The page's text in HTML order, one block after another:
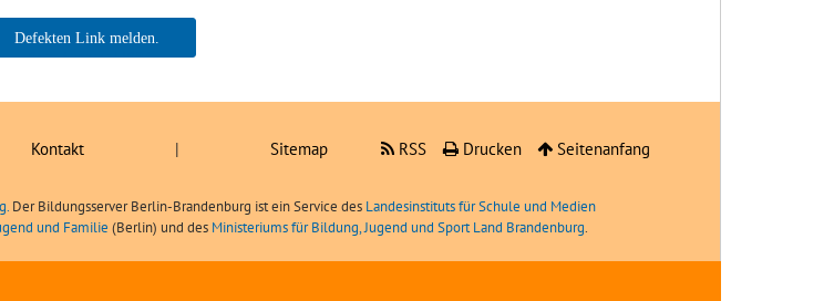
Boris Angerer, LIBRA
Kontakt | Sitemap RSS Drucken Seitenanfang
Der Bildungsserver Berlin-Brandenburg ist ein Service des Landesinstituts für Schule und Medien
und Familie (Berlin) und des Ministeriums für Bildung, Jugend und Sport Land Brandenburg.